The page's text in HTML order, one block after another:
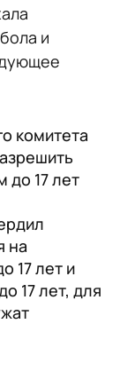
и
комитета
17 лет
на
17 лет и
17 лет, для